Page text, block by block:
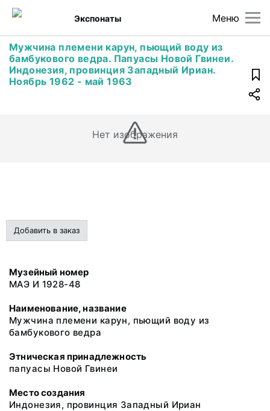
Меню
Экспонаты
Мужчина племени карун, пьющий воду из
бамбукового ведра. Папуасы Новой Гвинеи.
Индонезия, провинция Западный Ириан.
Ноябрь 1962 - май 1963
Нет изображения
Добавить в заказ
Музейный номер
МАЭ И 1928-48
Наименование, название
Мужчина племени карун, пьющий воду из
бамбукового ведра
Этническая принадлежность
папуасы Новой Гвинеи
Место создания
Индонезия, провинция Западный Ириан